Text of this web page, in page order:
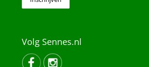
Volg Sennes.nl